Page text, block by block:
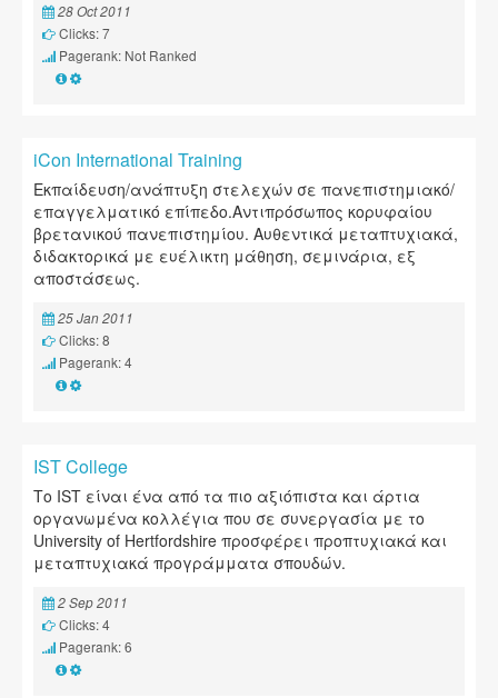
28 Oct 2011
Clicks: 7
Pagerank: Not Ranked
iCon International Training
Εκπαίδευση/ανάπτυξη στελεχών σε πανεπιστημιακό/
επαγγελματικό επίπεδο.Αντιπρόσωπος κορυφαίου
βρετανικού πανεπιστημίου. Αυθεντικά μεταπτυχιακά,
διδακτορικά με ευέλικτη μάθηση, σεμινάρια, εξ
αποστάσεως.
25 Jan 2011
Clicks: 8
Pagerank: 4
IST College
Το IST είναι ένα από τα πιο αξιόπιστα και άρτια
οργανωμένα κολλέγια που σε συνεργασία με το
University of Hertfordshire προσφέρει προπτυχιακά και
μεταπτυχιακά προγράμματα σπουδών.
2 Sep 2011
Clicks: 4
Pagerank: 6